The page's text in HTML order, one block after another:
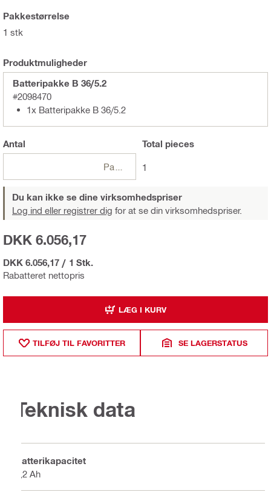
Pakkestørrelse
1 stk
Produktmuligheder
Batteripakke B 36/5.2
#2098470
1x Batteripakke B 36/5.2
Antal Total pieces
1
Du kan ikke se dine virksomhedspriser
Log ind eller registrer dig for at se din virksomhedspriser.
Rabatteret nettopris
DKK 6.056,17
DKK 6.056,17 / 1 Stk.
LÆG I KURV
TILFØJ TIL FAVORITTER SE LAGERSTATUS
Teknisk data
Batterikapacitet
5,2 Ah